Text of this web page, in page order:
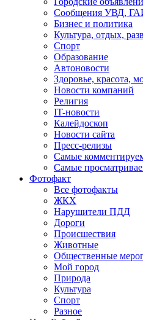
Сообщения УВД,
Бизнес и политика
Культура, отдых,
Спорт
Образование
Автоновости
Здоровье, красота,
Новости компаний
Религия
IT-новости
Калейдоскоп
Новости сайта
Пресс-релизы
Самые
Самые
Фотофакт
Все фотофакты
ЖКХ
Нарушители ПДД
Дороги
Происшествия
Животные
Общественные
Мой город
Природа
Культура
Спорт
Разное